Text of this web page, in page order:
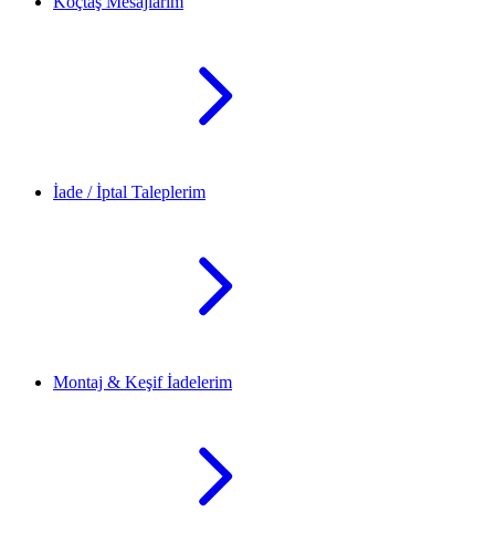
İade / İptal Taleplerim
Montaj & Keşif İadelerim